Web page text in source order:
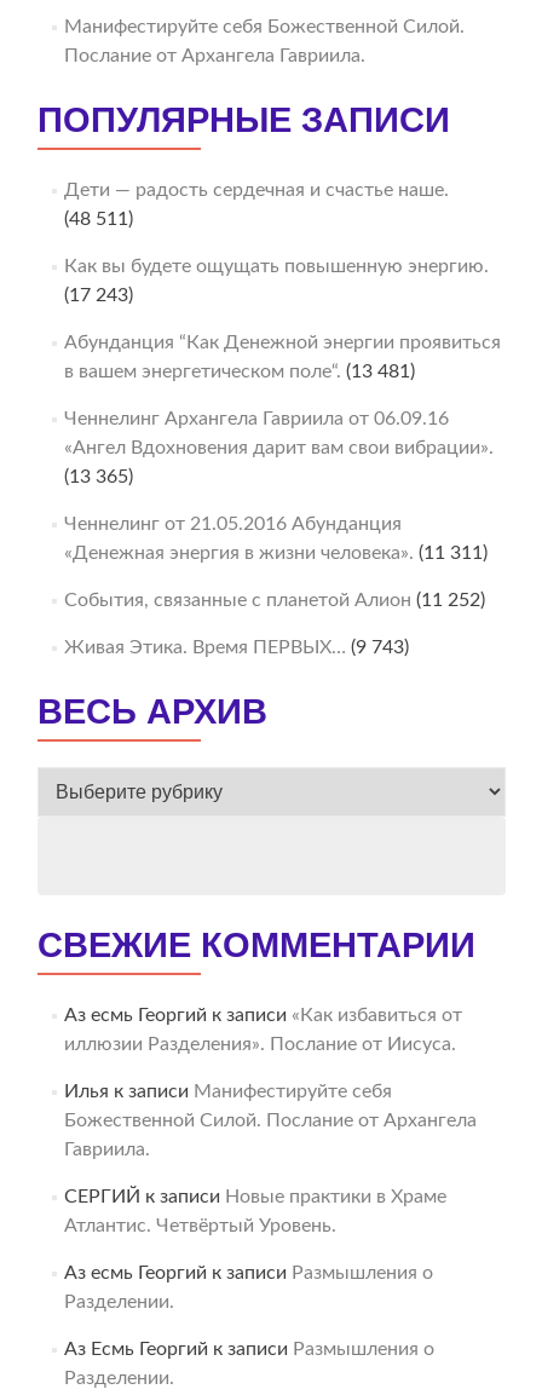
Манифестируйте себя Божественной Силой.
Послание от Архангела Гавриила.
ПОПУЛЯРНЫЕ ЗАПИСИ
Дети — радость сердечная и счастье наше.
(48 511)
Как вы будете ощущать повышенную энергию.
(17 243)
Абунданция “Как Денежной энергии проявиться
в вашем энергетическом поле“. (13 481)
Ченнелинг Архангела Гавриила от 06.09.16
«Ангел Вдохновения дарит вам свои вибрации».
(13 365)
Ченнелинг от 21.05.2016 Абунданция
«Денежная энергия в жизни человека». (11 311)
События, связанные с планетой Алион (11 252)
Живая Этика. Время ПЕРВЫХ… (9 743)
ВЕСЬ АРХИВ
ВЕСЬ
СВЕЖИЕ КОММЕНТАРИИ
Аз есмь Георгий к записи «Как избавиться от
иллюзии Разделения». Послание от Иисуса.
Илья к записи Манифестируйте себя
Божественной Силой. Послание от Архангела
Гавриила.
СЕРГИЙ к записи Новые практики в Храме
Атлантис. Четвёртый Уровень.
Аз есмь Георгий к записи Размышления о
Разделении.
Аз Есмь Георгий к записи Размышления о
Разделении.